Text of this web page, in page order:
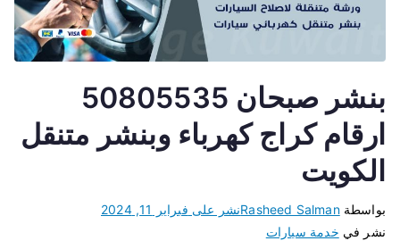
بنشر صبحان 50805535
ارقام كراج كهرباء وبنشر متنقل
الكويت
بواسطةRasheed Salmanنشر على فبراير 11, 2024
نشر في خدمة سيارات